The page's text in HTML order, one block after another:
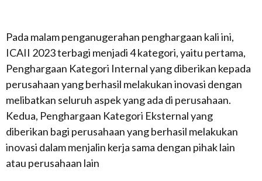
Pada malam penganugerahan penghargaan kali ini,
ICAII 2023 terbagi menjadi 4 kategori, yaitu pertama,
Penghargaan Kategori Internal yang diberikan kepada
perusahaan yang berhasil melakukan inovasi dengan
melibatkan seluruh aspek yang ada di perusahaan.
Kedua, Penghargaan Kategori Eksternal yang
diberikan bagi perusahaan yang berhasil melakukan
inovasi dalam menjalin kerja sama dengan pihak lain
atau perusahaan lain